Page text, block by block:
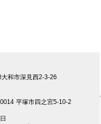
大和市深見西2-3-26
平塚市四之宮5-10-2